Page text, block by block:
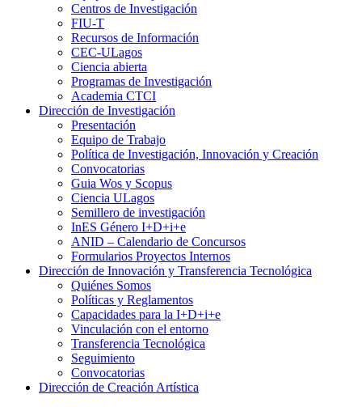
Centros de Investigación
FIU-T
Recursos de Información
CEC-ULagos
Ciencia abierta
Programas de Investigación
Academia CTCI
Dirección de Investigación
Presentación
Equipo de Trabajo
Política de Investigación, Innovación y Creación
Convocatorias
Guia Wos y Scopus
Ciencia ULagos
Semillero de investigación
InES Género I+D+i+e
ANID – Calendario de Concursos
Formularios Proyectos Internos
Dirección de Innovación y Transferencia Tecnológica
Quiénes Somos
Políticas y Reglamentos
Capacidades para la I+D+i+e
Vinculación con el entorno
Transferencia Tecnológica
Seguimiento
Convocatorias
Dirección de Creación Artística